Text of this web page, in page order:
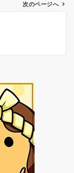
次のページへ